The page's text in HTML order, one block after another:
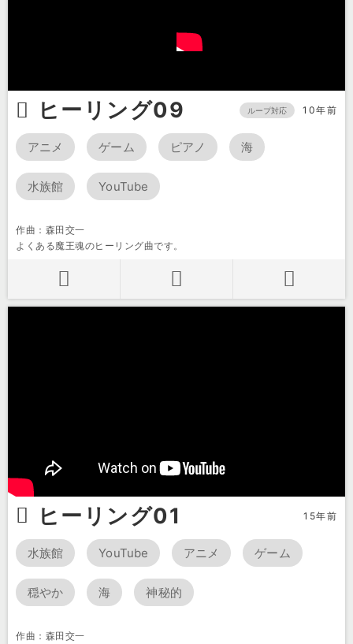
ヒーリング09 ループ対応 10年前
アニメ ゲーム ピアノ 海
水族館 YouTube
作曲：森田交一
よくある魔王魂のヒーリング曲です。
ヒーリング01 15年前
水族館 YouTube アニメ ゲーム
穏やか 海 神秘的
作曲：森田交一